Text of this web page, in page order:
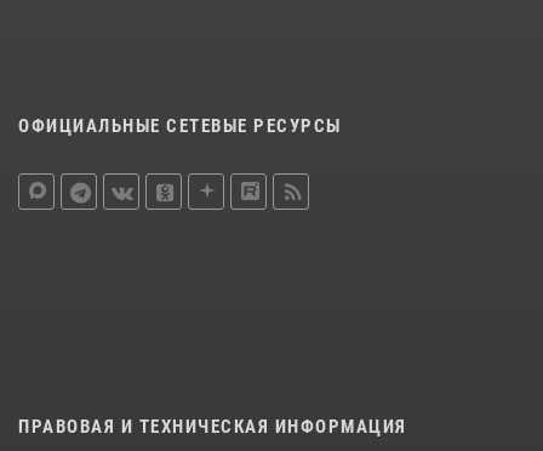
ОФИЦИАЛЬНЫЕ СЕТЕВЫЕ РЕСУРСЫ
ПРАВОВАЯ И ТЕХНИЧЕСКАЯ ИНФОРМАЦИЯ